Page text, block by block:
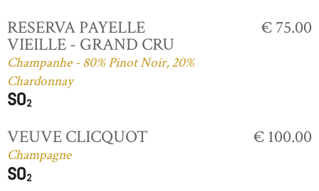
RESERVA PAYELLE
VIEILLE - GRAND CRU
Champanhe - 80% Pinot Noir, 20%
Chardonnay
€ 75.00
VEUVE CLICQUOT
Champagne
€ 100.00